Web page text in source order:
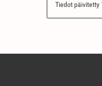
Tiedot päivitetty